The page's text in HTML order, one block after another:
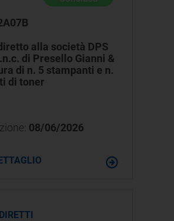
alla società DPS
di Presello Gianni &
di n. 5 stampanti e n.
di toner
08/06/2026